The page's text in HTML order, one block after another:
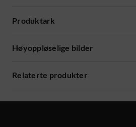
Produktark
Høyoppløselige bilder
Relaterte produkter